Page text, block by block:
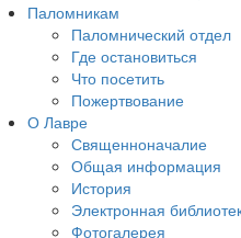
Паломникам
Паломнический отдел
Где остановиться
Что посетить
Пожертвование
О Лавре
Священноначалие
Общая информация
История
Электронная
Фотогалерея